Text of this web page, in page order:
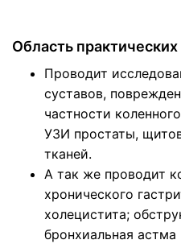
Область
Проводит
суставов,
частности
УЗИ простаты,
тканей.
А так же проводит
хронического
холецистита;
бронхиальная астма